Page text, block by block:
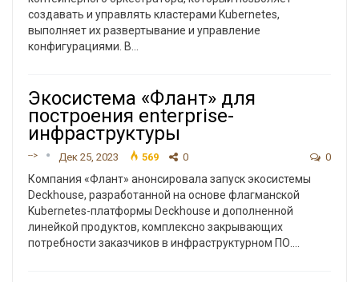
создавать и управлять кластерами Kubernetes,
выполняет их развертывание и управление
конфигурациями. В
Экосистема «Флант» для
построения enterprise-
инфраструктуры
--> Дек 25, 2023 569 0 0
Компания «Флант» анонсировала запуск экосистемы
Deckhouse, разработанной на основе флагманской
Kubernetes-платформы Deckhouse и дополненной
линейкой продуктов, комплексно закрывающих
потребности заказчиков в инфраструктурном ПО.